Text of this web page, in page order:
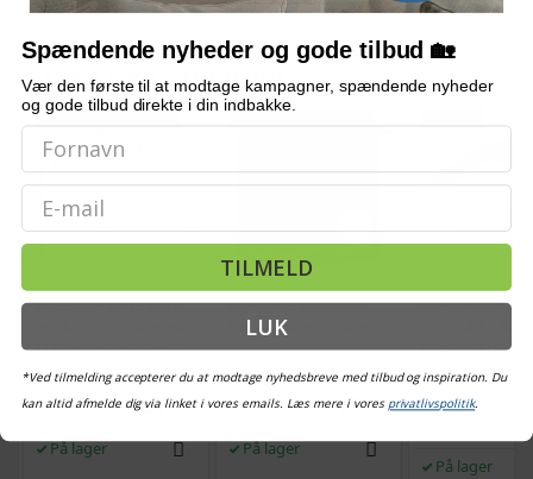
OFTE KØBT SAMMEN MED
POPULÆR
Rosenbue sæt - 2 stk.
til klatreplanter, 140 ×
240 cm
(2316)
Vejl. pris 376,- 279,-
På lager
Udendørs kaninbur i
træ - 2 etager, 3 døre
(1216)
Vejl. pris 1.412,-789,-
På lager
Udendørs
galvaniseret
PE-tag
Vejl. pris
På lager
Spændende nyheder og gode tilbud 🏡
Vær den første til at modtage kampagner, spændende nyheder
og gode tilbud direkte i din indbakke.
Email
TILMELD
LUK
*Ved tilmelding accepterer du at modtage nyhedsbreve med tilbud og inspiration. Du
kan altid afmelde dig via linket i vores emails. Læs mere i vores privatlivspolitik.